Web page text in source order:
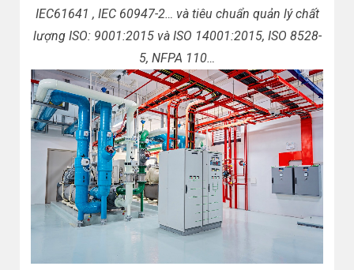
IEC61641 , IEC 60947-2… và tiêu chuẩn quản lý chất
lượng ISO: 9001:2015 và ISO 14001:2015, ISO 8528-
5, NFPA 110…